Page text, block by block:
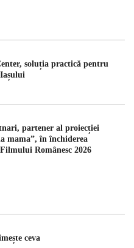
soluția practică pentru
partener al proiecției
mama”, în închiderea
Românesc 2026
ceva